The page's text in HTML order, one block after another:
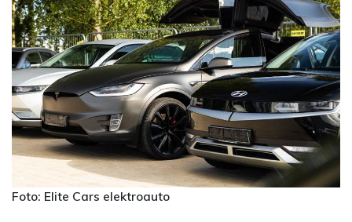
Foto: Elite Cars elektroauto